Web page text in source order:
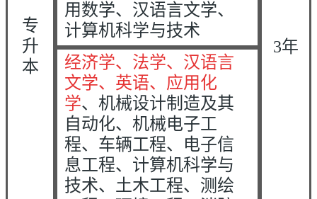
专
升
本
用数学、汉语言文学、
计算机科学与技术
3年
经济学、法学、 汉语言
文学、英语、应用化
学、机械设计制造及其
自动化、机械电子工
程、车辆工程、电子信
息工程、计算机科学与
技术、土木工程、测绘